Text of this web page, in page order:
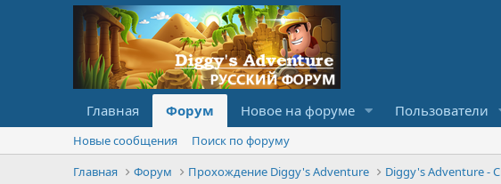
Главная Форум Новое на форуме Пользователи
Новые сообщения
Поиск по форуму
Главная
Форум Прохождение Diggy's Adventure Diggy's Adventure -